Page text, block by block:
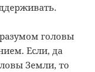
головы
Если, да
Земли, то